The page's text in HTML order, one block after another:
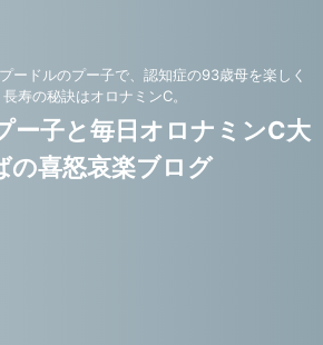
ードルのプー子で、認知症の93歳母を楽しく
寿の秘訣はオロナミンC。
ー子と毎日オロナミンC大
の喜怒哀楽ブログ